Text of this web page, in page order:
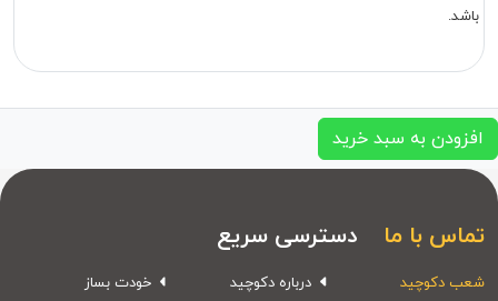
باشد.
افزودن به سبد خرید
تماس با ما
شعب دکوچید
دسترسی سریع
درباره دکوچید
خودت بساز